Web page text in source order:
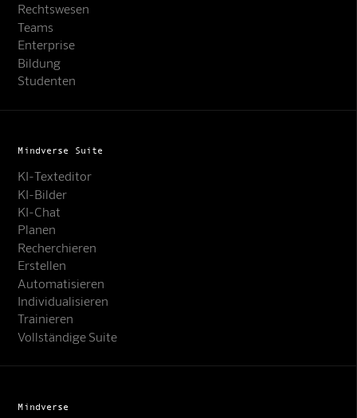
Rechtswesen
Teams
Enterprise
Bildung
Studenten
Mindverse Suite
KI-Texteditor
KI-Bilder
KI-Chat
Planen
Recherchieren
Erstellen
Automatisieren
Individualisieren
Trainieren
Vollständige Suite
Mindverse